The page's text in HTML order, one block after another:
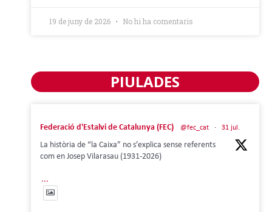
19 de juny de 2026 No hi ha comentaris
PIULADES
Federació d'Estalvi de Catalunya (FEC) @fec_cat · 31 jul.
La història de “la Caixa” no s’explica sense referents
com en Josep Vilarasau (1931-2026)
...